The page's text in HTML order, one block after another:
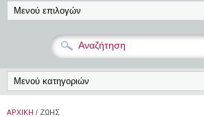
ΑΡΧΙΚΉ / ΖΩΉΣ